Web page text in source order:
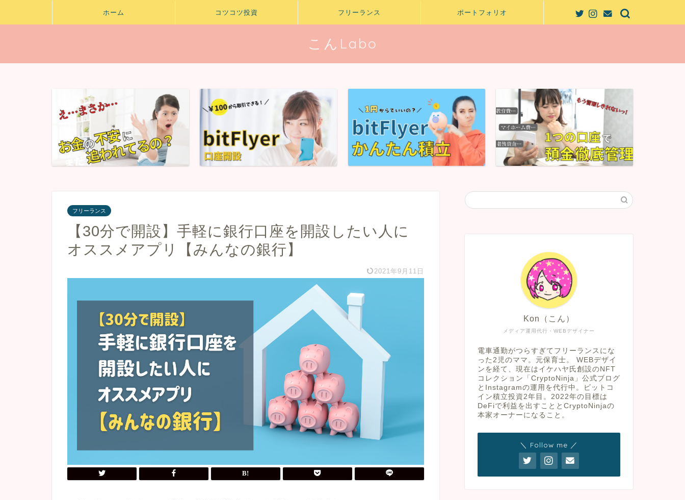
ホーム コツコツ投資 フリーランス ポートフォリオ
こんLabo
フリーランス
【30分で開設】手軽に銀行口座を開設したい人に
オススメアプリ【みんなの銀行】
2021年9月11日
メディア運用代行・WEBデザイナー
Kon（こん）
電車通勤がつらすぎてフリーランスにな
った2児のママ。元保育士。 WEBデザイ
ンを経て、現在はイケハヤ氏創設のNFT
コレクション「CryptoNinja」公式ブログ
とInstagramの運用を代行中。ビットコ
イン積立投資2年目。2022年の目標は
DeFiで利益を出すこととCryptoNinjaの
本家オーナーになること。
＼ Follow me ／